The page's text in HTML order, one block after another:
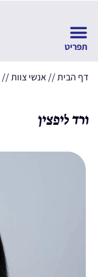
דף הבית//אנשי צוות//
ורד ליפצין